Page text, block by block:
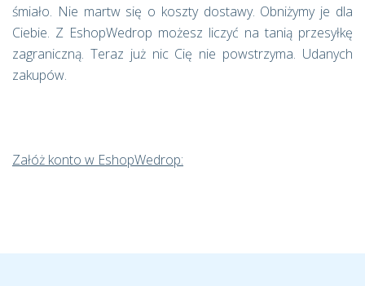
śmiało. Nie martw się o koszty dostawy. Obniżymy je dla
Ciebie. Z EshopWedrop możesz liczyć na tanią przesyłkę
zagraniczną. Teraz już nic Cię nie powstrzyma. Udanych
zakupów.
Załóż konto w EshopWedrop: